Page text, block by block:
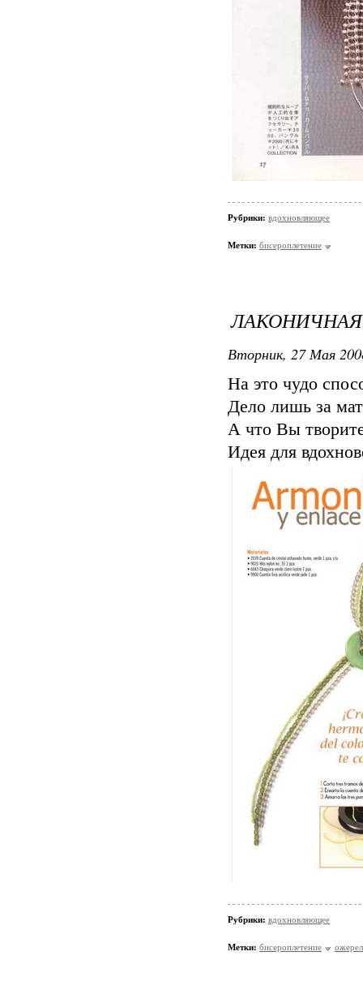
Рубрики: вдохновляющее
Метки: бисероплетение
ЛАКОНИЧНАЯ
Вторник, 27 Мая
На это чудо
Дело лишь за
А что Вы
Идея для
Рубрики: вдохновляющее
Метки: бисероплетение